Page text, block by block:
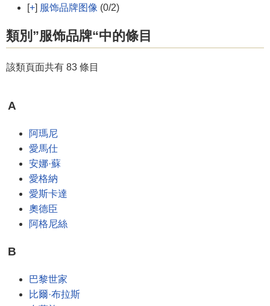
[+] 服饰品牌图像 (0/2)
類別”服饰品牌“中的條目
該類頁面共有 83 條目
A
阿瑪尼
愛馬仕
安娜·蘇
愛格納
愛斯卡達
奧德臣
阿格尼絲
B
巴黎世家
比爾·布拉斯